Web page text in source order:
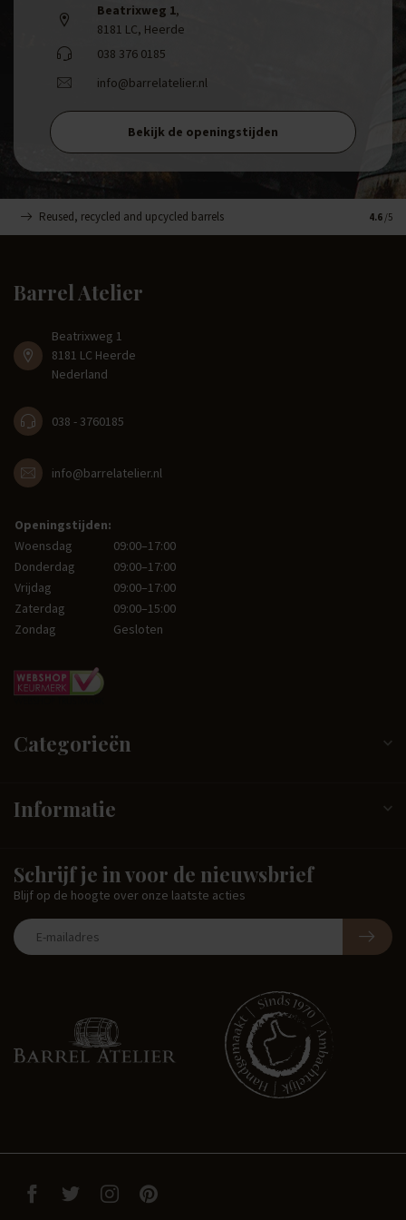
Beatrixweg 1,
8181 LC, Heerde
038 376 0185
info@barrelatelier.nl
Bekijk de openingstijden
Reused, recycled and upcycled barrels 4.6 /5
Barrel Atelier
Beatrixweg 1
8181 LC Heerde
Nederland
038 - 3760185
info@barrelatelier.nl
Openingstijden:
Woensdag
09:00–17:00
Donderdag
09:00–17:00
Vrijdag
09:00–17:00
Zaterdag
09:00–15:00
Zondag
Gesloten
Categorieën
Informatie
Schrijf je in voor de nieuwsbrief
Blijf op de hoogte over onze laatste acties